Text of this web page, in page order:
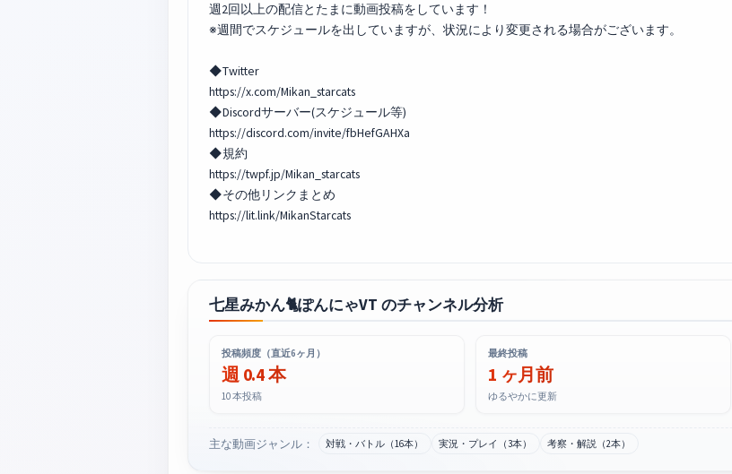
週2回以上の配信とたまに動画投稿をしています！
※週間でスケジュールを出していますが、状況により変更される場合がございます。
◆Twitter
https://x.com/Mikan_starcats
◆Discordサーバー(スケジュール等)
https://discord.com/invite/fbHefGAHXa
◆規約
https://twpf.jp/Mikan_starcats
◆その他リンクまとめ
https://lit.link/MikanStarcats
七星みかん🐈ぽんにゃVT のチャンネル分析
投稿頻度（直近6ヶ月）
週 0.4 本
10 本投稿
最終投稿
1 ヶ月前
ゆるやかに更新
主な動画ジャンル： 対戦・バトル（16本） 実況・プレイ（3本） 考察・解説（2本）